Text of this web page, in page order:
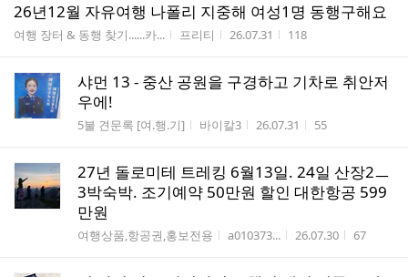
26년12월 자유여행 나폴리 지중해 여성1명 동행구해요
게시판명
여행 장터 & 동행 찾기......카... 작성자
프리티 작성시간
26.07.31 조회수
118
샤먼 13 - 중산 공원을 구경하고 기차로 취안저
우에!
게시판명
5불 견문록 [여.행.기] 작성자
바이칼3 작성시간
26.07.31 조회수
55
27년 돌로미테 트레킹 6월13일. 24일 산장2ㅡ
3박숙박. 조기예약 50만원 할인 대한항공 599
만원
게시판명
여행상품,항공권,홍보전용 작성자
a010373... 작성시간
26.07.30 조회수
67